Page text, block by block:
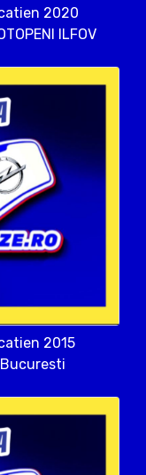
2020
ILFOV
2015